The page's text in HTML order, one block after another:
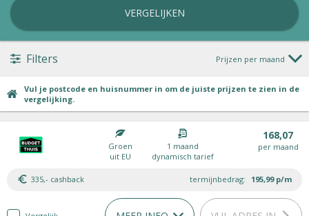
VERGELIJKEN
Filters Prijzen per maand
Vul je postcode en huisnummer in om de juiste prijzen te zien in de
vergelijking.
Groen
uit EU
1 maand
dynamisch tarief
168,07
per maand
335,- cashback termijnbedrag: 195,99 p/m